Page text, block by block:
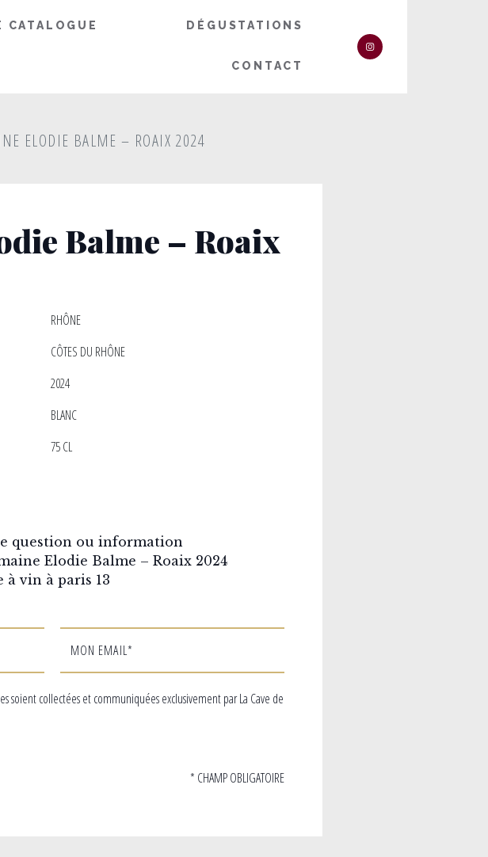
CATALOGUE DÉGUSTATIONS
CONTACT
ELODIE BALME – ROAIX 2024
Balme – Roaix
RHÔNE
CÔTES DU RHÔNE
2024
BLANC
75 CL
question ou information
Elodie Balme – Roaix 2024
à vin à paris 13
MON EMAIL*
soient collectées et communiquées exclusivement par La Cave de
* CHAMP OBLIGATOIRE